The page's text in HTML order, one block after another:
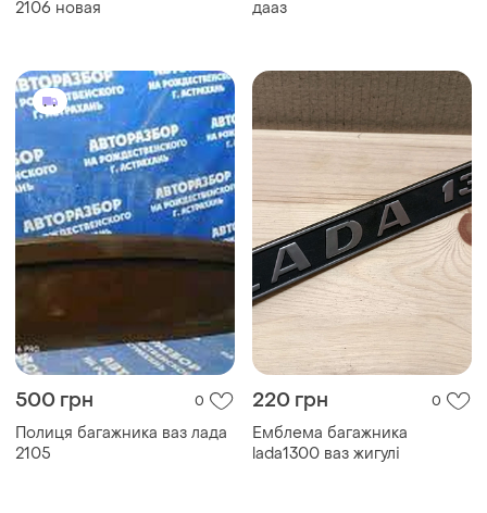
2106 новая дааз
500 грн 0
Полиця багажника ваз лада
2105
220 грн 0
Емблема багажника
lada1300 ваз жигулі